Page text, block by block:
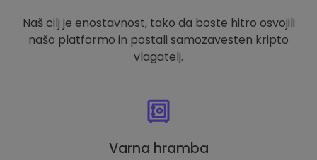
Naš cilj je enostavnost, tako da boste hitro osvojili
našo platformo in postali samozavesten kripto
vlagatelj.
Varna hramba